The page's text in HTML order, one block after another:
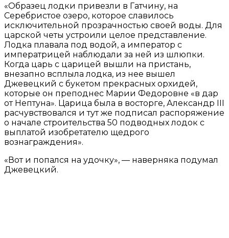
«Образец лодки привезли в Гатчину, на
Серебристое озеро, которое славилось
исключительной прозрачностью своей воды. Для
царской четы устроили целое представление.
Лодка плавала под водой, а император с
императрицей наблюдали за ней из шлюпки.
Когда царь с царицей вышли на пристань,
внезапно всплыла лодка, из нее вышел
Джевецкий с букетом прекрасных орхидей,
которые он преподнес Марии Федоровне «в дар
от Нептуна». Царица была в восторге, Александр III
расчувствовался и тут же подписал распоряжение
о начале строительства 50 подводных лодок с
выплатой изобретателю щедрого
вознаграждения».
«Вот и попался на удочку», — наверняка подумал
Джевецкий.